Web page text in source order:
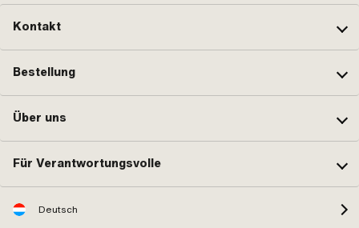
Kontakt
Bestellung
Über uns
Für Verantwortungsvolle
Deutsch